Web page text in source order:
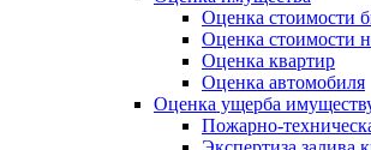
Оценка стоимости
Оценка стоимости
Оценка квартир
Оценка автомобиля
Оценка ущерба
Пожарно-